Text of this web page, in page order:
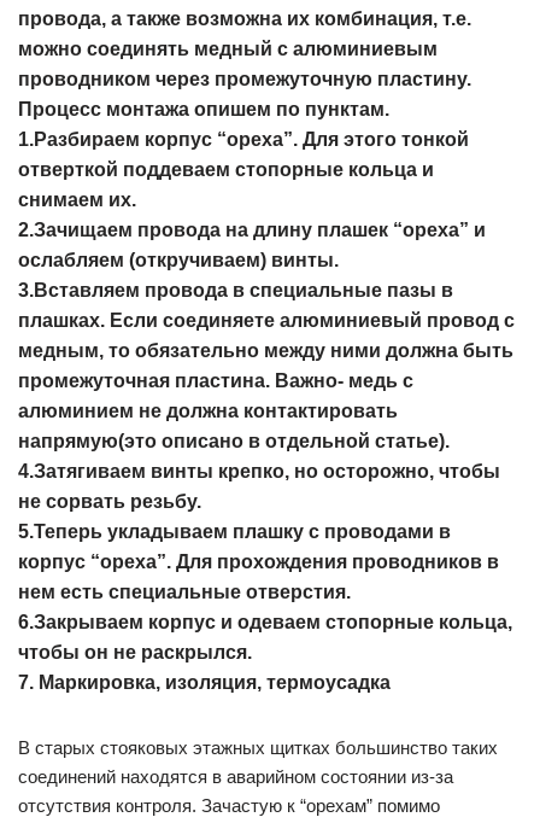
провода, а также возможна их комбинация, т.е.
можно соединять медный с алюминиевым
проводником через промежуточную пластину.
Процесс монтажа опишем по пунктам.
1.Разбираем корпус “ореха”. Для этого тонкой
отверткой поддеваем стопорные кольца и
снимаем их.
2.Зачищаем провода на длину плашек “ореха” и
ослабляем (откручиваем) винты.
3.Вставляем провода в специальные пазы в
плашках. Если соединяете алюминиевый провод с
медным, то обязательно между ними должна быть
промежуточная пластина. Важно- медь с
алюминием не должна контактировать
напрямую(это описано в отдельной статье).
4.Затягиваем винты крепко, но осторожно, чтобы
не сорвать резьбу.
5.Теперь укладываем плашку с проводами в
корпус “ореха”. Для прохождения проводников в
нем есть специальные отверстия.
6.Закрываем корпус и одеваем стопорные кольца,
чтобы он не раскрылся.
7. Маркировка, изоляция, термоусадка
В старых стояковых этажных щитках большинство таких
соединений находятся в аварийном состоянии из-за
отсутствия контроля. Зачастую к “орехам” помимо